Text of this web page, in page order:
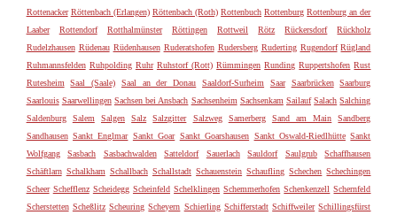
Rottenacker Röttenbach (Erlangen) Röttenbach (Roth) Rottenbuch Rottenburg Rottenburg an der
Laaber
Rottendorf Rotthalmünster Röttingen Rottweil Rötz Rückersdorf
Rückholz
Rudelzhausen Rüdenau Rüdenhausen Ruderatshofen Rudersberg Ruderting Rugendorf Rügland
Ruhmannsfelden Ruhpolding Ruhr Ruhstorf (Rott) Rümmingen Runding Ruppertshofen Rust
Rutesheim
Saal (Saale) Saal an der Donau Saaldorf-Surheim Saar Saarbrücken
Saarburg
Saarlouis Saarwellingen Sachsen bei Ansbach Sachsenheim Sachsenkam Sailauf Salach Salching
Saldenburg
Salem Salgen Salz Salzgitter Salzweg Samerberg Sand am Main
Sandberg
Sandhausen Sankt Englmar Sankt Goar Sankt Goarshausen Sankt Oswald-Riedlhütte Sankt
Wolfgang
Sasbach Sasbachwalden Satteldorf Sauerlach Sauldorf Saulgrub
Schaffhausen
Schäftlarn Schalkham Schallbach Schallstadt Schauenstein Schaufling Schechen Schechingen
Scheer Schefflenz Scheidegg Scheinfeld Schelklingen Schemmerhofen Schenkenzell Schernfeld
Scherstetten Scheßlitz Scheuring Scheyern Schierling Schifferstadt Schiffweiler Schillingsfürst